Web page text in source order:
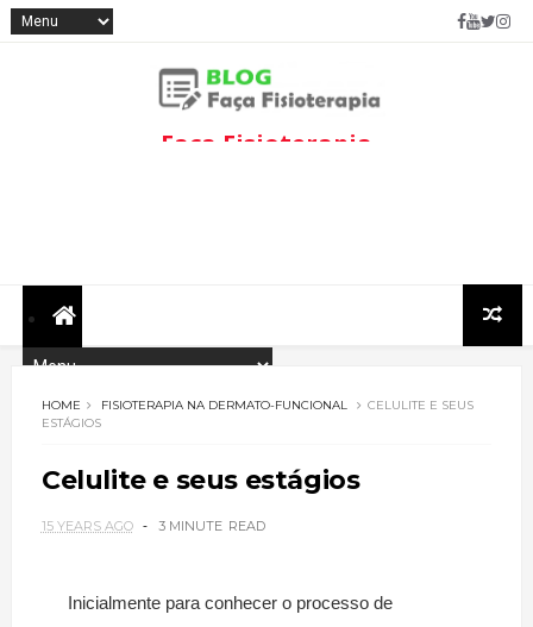
Faça Fisioterapia
HOME FISIOTERAPIA NA DERMATO-FUNCIONAL
CELULITE E SEUS
ESTÁGIOS
Celulite e seus estágios
15 YEARS AGO 3 MINUTE READ
Inicialmente para conhecer o processo de